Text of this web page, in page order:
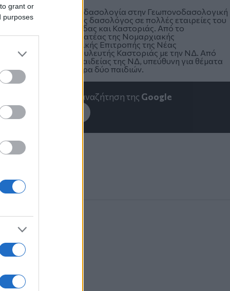
grant or
purposes
Σπούδασε δασολογία στην Γεωπονοδασολογική
Εργάστηκε ως δασολόγος σε πολλές εταιρείες του
Δασών Φθιώτιδας και Καστοριάς. Από το
Γενική Γραμματέας της Νομαρχιακής
μέλος της Κεντρικής Επιτροπής της Νέας
2019 διετέλεσε βουλευτής Καστοριάς με την ΝΔ. Από
Τομεάρχης Παιδείας της ΝΔ, υπεύθυνη για θέματα
και μητέρα δύο παιδιών.
στην αναζήτηση της Google
το στην